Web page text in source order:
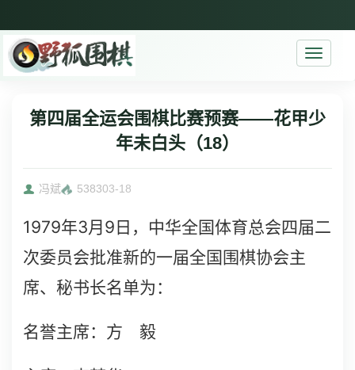
Toggle
第四届全运会围棋比赛预赛——花甲少
年未白头（18）
冯斌 538303-18
1979年3月 9 日，中华全国体育总会四届二
次委员会批准新的一届全国围棋协会主
席、秘书长名单为：
名誉主席：方 毅